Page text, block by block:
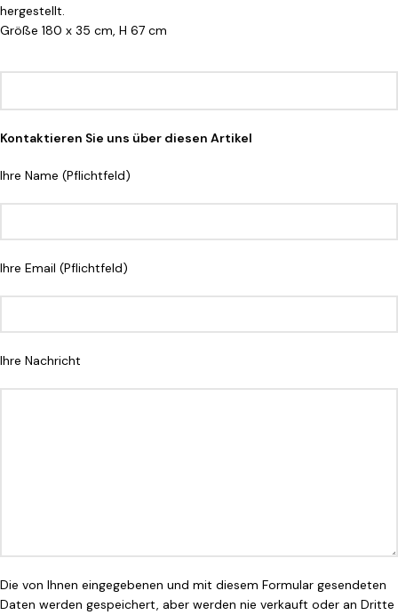
hergestellt.
Größe 180 x 35 cm, H 67 cm
Kontaktieren Sie uns über diesen Artikel
Ihre Name (Pflichtfeld)
Ihre Email (Pflichtfeld)
Ihre Nachricht
Die von Ihnen eingegebenen und mit diesem Formular gesendeten
Daten werden gespeichert, aber werden nie verkauft oder an Dritte